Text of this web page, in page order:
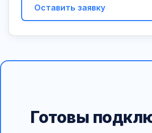
Оставить заявку
Готовы